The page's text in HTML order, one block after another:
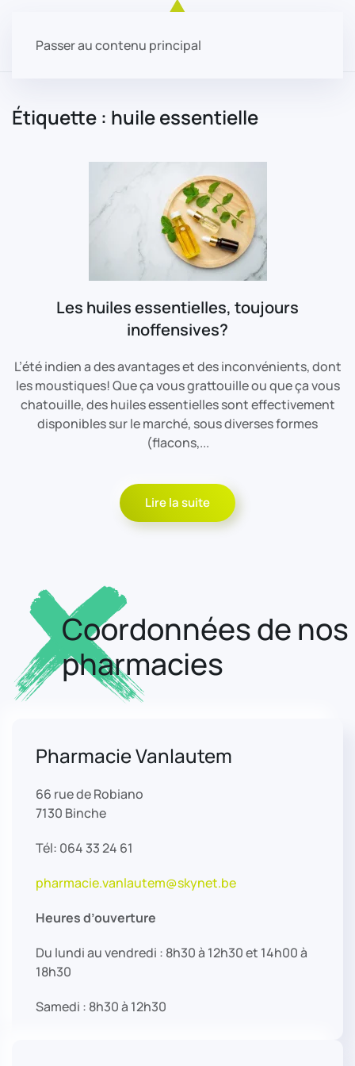
Passer au contenu principal
Étiquette : huile essentielle
Les huiles essentielles, toujours
inoffensives?
L’été indien a des avantages et des inconvénients, dont
les moustiques! Que ça vous grattouille ou que ça vous
chatouille, des huiles essentielles sont effectivement
disponibles sur le marché, sous diverses formes
(flacons,...
Lire la suite
Coordonnées de nos
pharmacies
Pharmacie Vanlautem
66 rue de Robiano
7130 Binche
Tél: 064 33 24 61
pharmacie.vanlautem@skynet.be
Heures d’ouverture
Du lundi au vendredi : 8h30 à 12h30 et 14h00 à
18h30
Samedi : 8h30 à 12h30